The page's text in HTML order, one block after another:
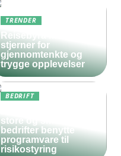
TRENDER
Reisebyrå med 5
stjerner for
gjennomtenkte og
trygge opplevelser
BEDRIFT
store og små
bedrifter benytte
programvare til
risikostyring